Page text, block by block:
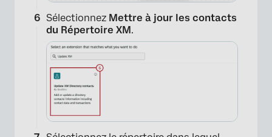
Sélectionnez Mettre à jour les contacts
du Répertoire XM.